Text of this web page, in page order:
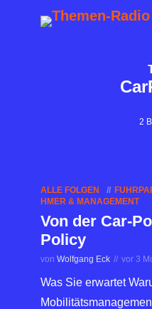
2
ALLE FOLGEN
HMER & MANAGEMENT
Von der Car-
Policy
von Wolfgang Eck vor 3
Was Sie erwartet